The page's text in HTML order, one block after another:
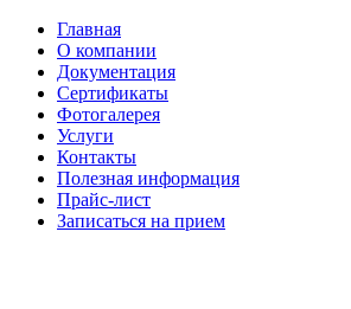
Главная
О компании
Документация
Сертификаты
Фотогалерея
Услуги
Контакты
Полезная информация
Прайс-лист
Записаться на прием